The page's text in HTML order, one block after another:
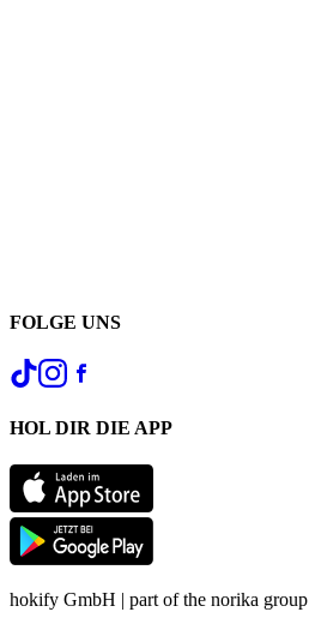
FOLGE UNS
HOL DIR DIE APP
hokify GmbH | part of the norika group